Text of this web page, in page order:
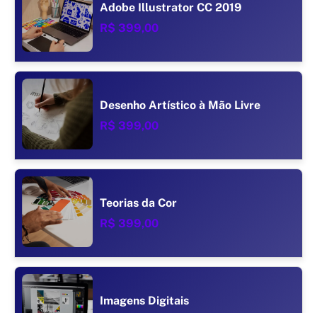
Adobe Illustrator CC 2019
R$ 399,00
Desenho Artístico à Mão Livre
R$ 399,00
Teorias da Cor
R$ 399,00
Imagens Digitais